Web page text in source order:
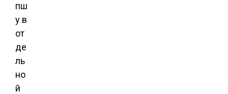
пш
у в
от
де
ль
но
й